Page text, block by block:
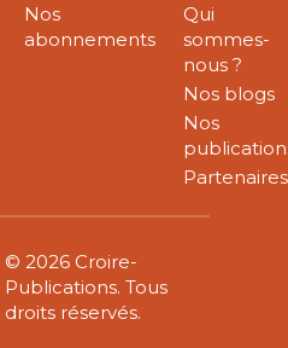
Nos
abonnements
Qui
sommes-
nous ?
Nos blogs
Nos
Partenaires
© 2026 Croire-
Publications. Tous
droits réservés.